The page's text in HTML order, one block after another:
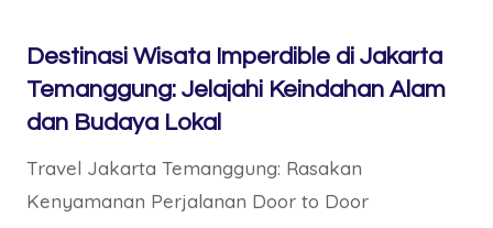
Destinasi Wisata Imperdible di Jakarta
Temanggung: Jelajahi Keindahan Alam
dan Budaya Lokal
Travel Jakarta Temanggung: Rasakan
Kenyamanan Perjalanan Door to Door